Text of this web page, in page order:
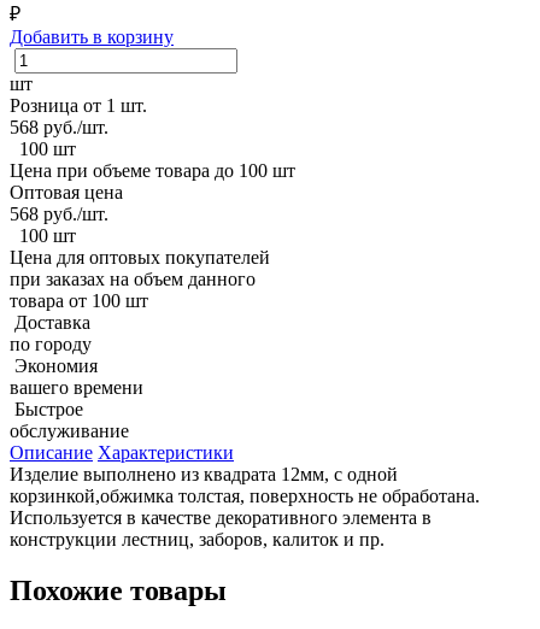
₽
Добавить в корзину
шт
Розница от 1 шт.
568 руб./шт.
100 шт
Цена при объеме товара до 100 шт
Оптовая цена
568 руб./шт.
100 шт
Цена для оптовых покупателей
при заказах на объем данного
товара от 100 шт
Доставка
по городу
Экономия
вашего времени
Быстрое
обслуживание
Описание Характеристики
Изделие выполнено из квадрата 12мм, с одной
корзинкой,обжимка толстая, поверхность не обработана.
Используется в качестве декоративного элемента в
конструкции лестниц, заборов, калиток и пр.
Похожие товары